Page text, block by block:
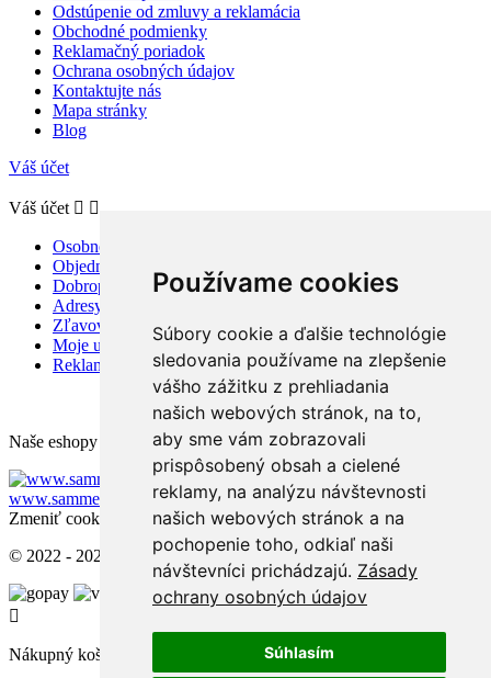
Používame cookies
Súbory cookie a ďalšie technológie
sledovania používame na zlepšenie
vášho zážitku z prehliadania
našich webových stránok, na to,
aby sme vám zobrazovali
prispôsobený obsah a cielené
reklamy, na analýzu návštevnosti
našich webových stránok a na
pochopenie toho, odkiaľ naši
návštevníci prichádzajú. Zásady
ochrany osobných údajov
Súhlasím
Odstúpenie od zmluvy a reklamácia
Obchodné podmienky
Reklamačný poriadok
Ochrana osobných údajov
Kontaktujte nás
Mapa stránky
Blog
Váš účet
Váš účet  
Osobné údaje
Objednávky
Dobropisy
Adresy
Zľavové kupóny
Moje upozornenia
Reklamácie a odstúpenie od zmluvy
Naše eshopy pre zahraničie:
www.sammer.cz
www.sammer.ro
www.sammer.hu
Zmeniť cookies nastavenia
© 2022 - 2026 - Sammer.sk

Nákupný košík